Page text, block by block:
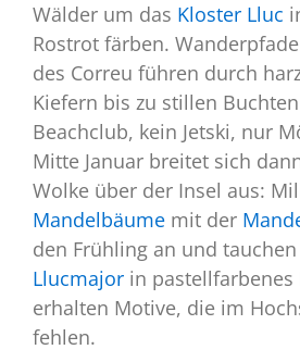
Wälder um das Kloster Lluc
Rostrot färben.
des Correu führen durch
Kiefern bis zu stillen
Beachclub, kein Jetski, nur
Mitte Januar breitet sich
Wolke über der Insel aus:
Mandelbäumemit der
den Frühling an und
Llucmajorin pastellfarbenes
erhalten Motive, die im
fehlen.